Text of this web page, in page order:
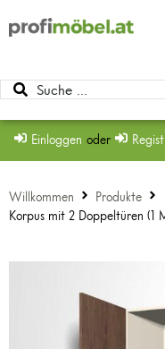
Einloggen oder
Willkommen
Produkte
Korpus mit 2 Doppeltüren (1